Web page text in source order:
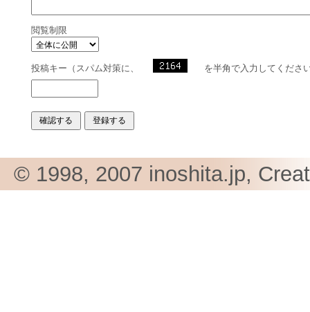
閲覧制限
投稿キー（スパム対策に、 を半角で入力してくださ
© 1998, 2007 inoshita.jp,